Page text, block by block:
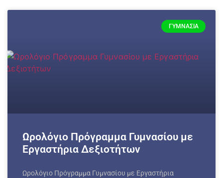
ΓΥΜΝΆΣΙΑ
Ωρολόγιο Πρόγραμμα Γυμνασίου με
Εργαστήρια Δεξιοτήτων
Ωρολόγιο Πρόγραμμα Γυμνασίου με Εργαστήρια